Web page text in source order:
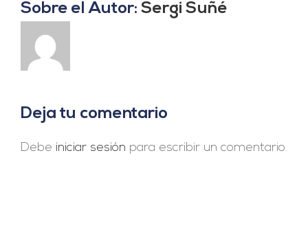
Sobre el Autor: Sergi Suñé
Deja tu comentario
Debe iniciar sesión para escribir un comentario.